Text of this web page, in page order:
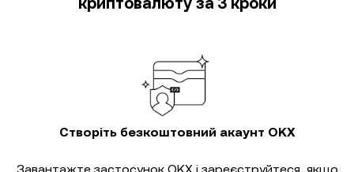
Створіть безкоштовний акаунт OKX